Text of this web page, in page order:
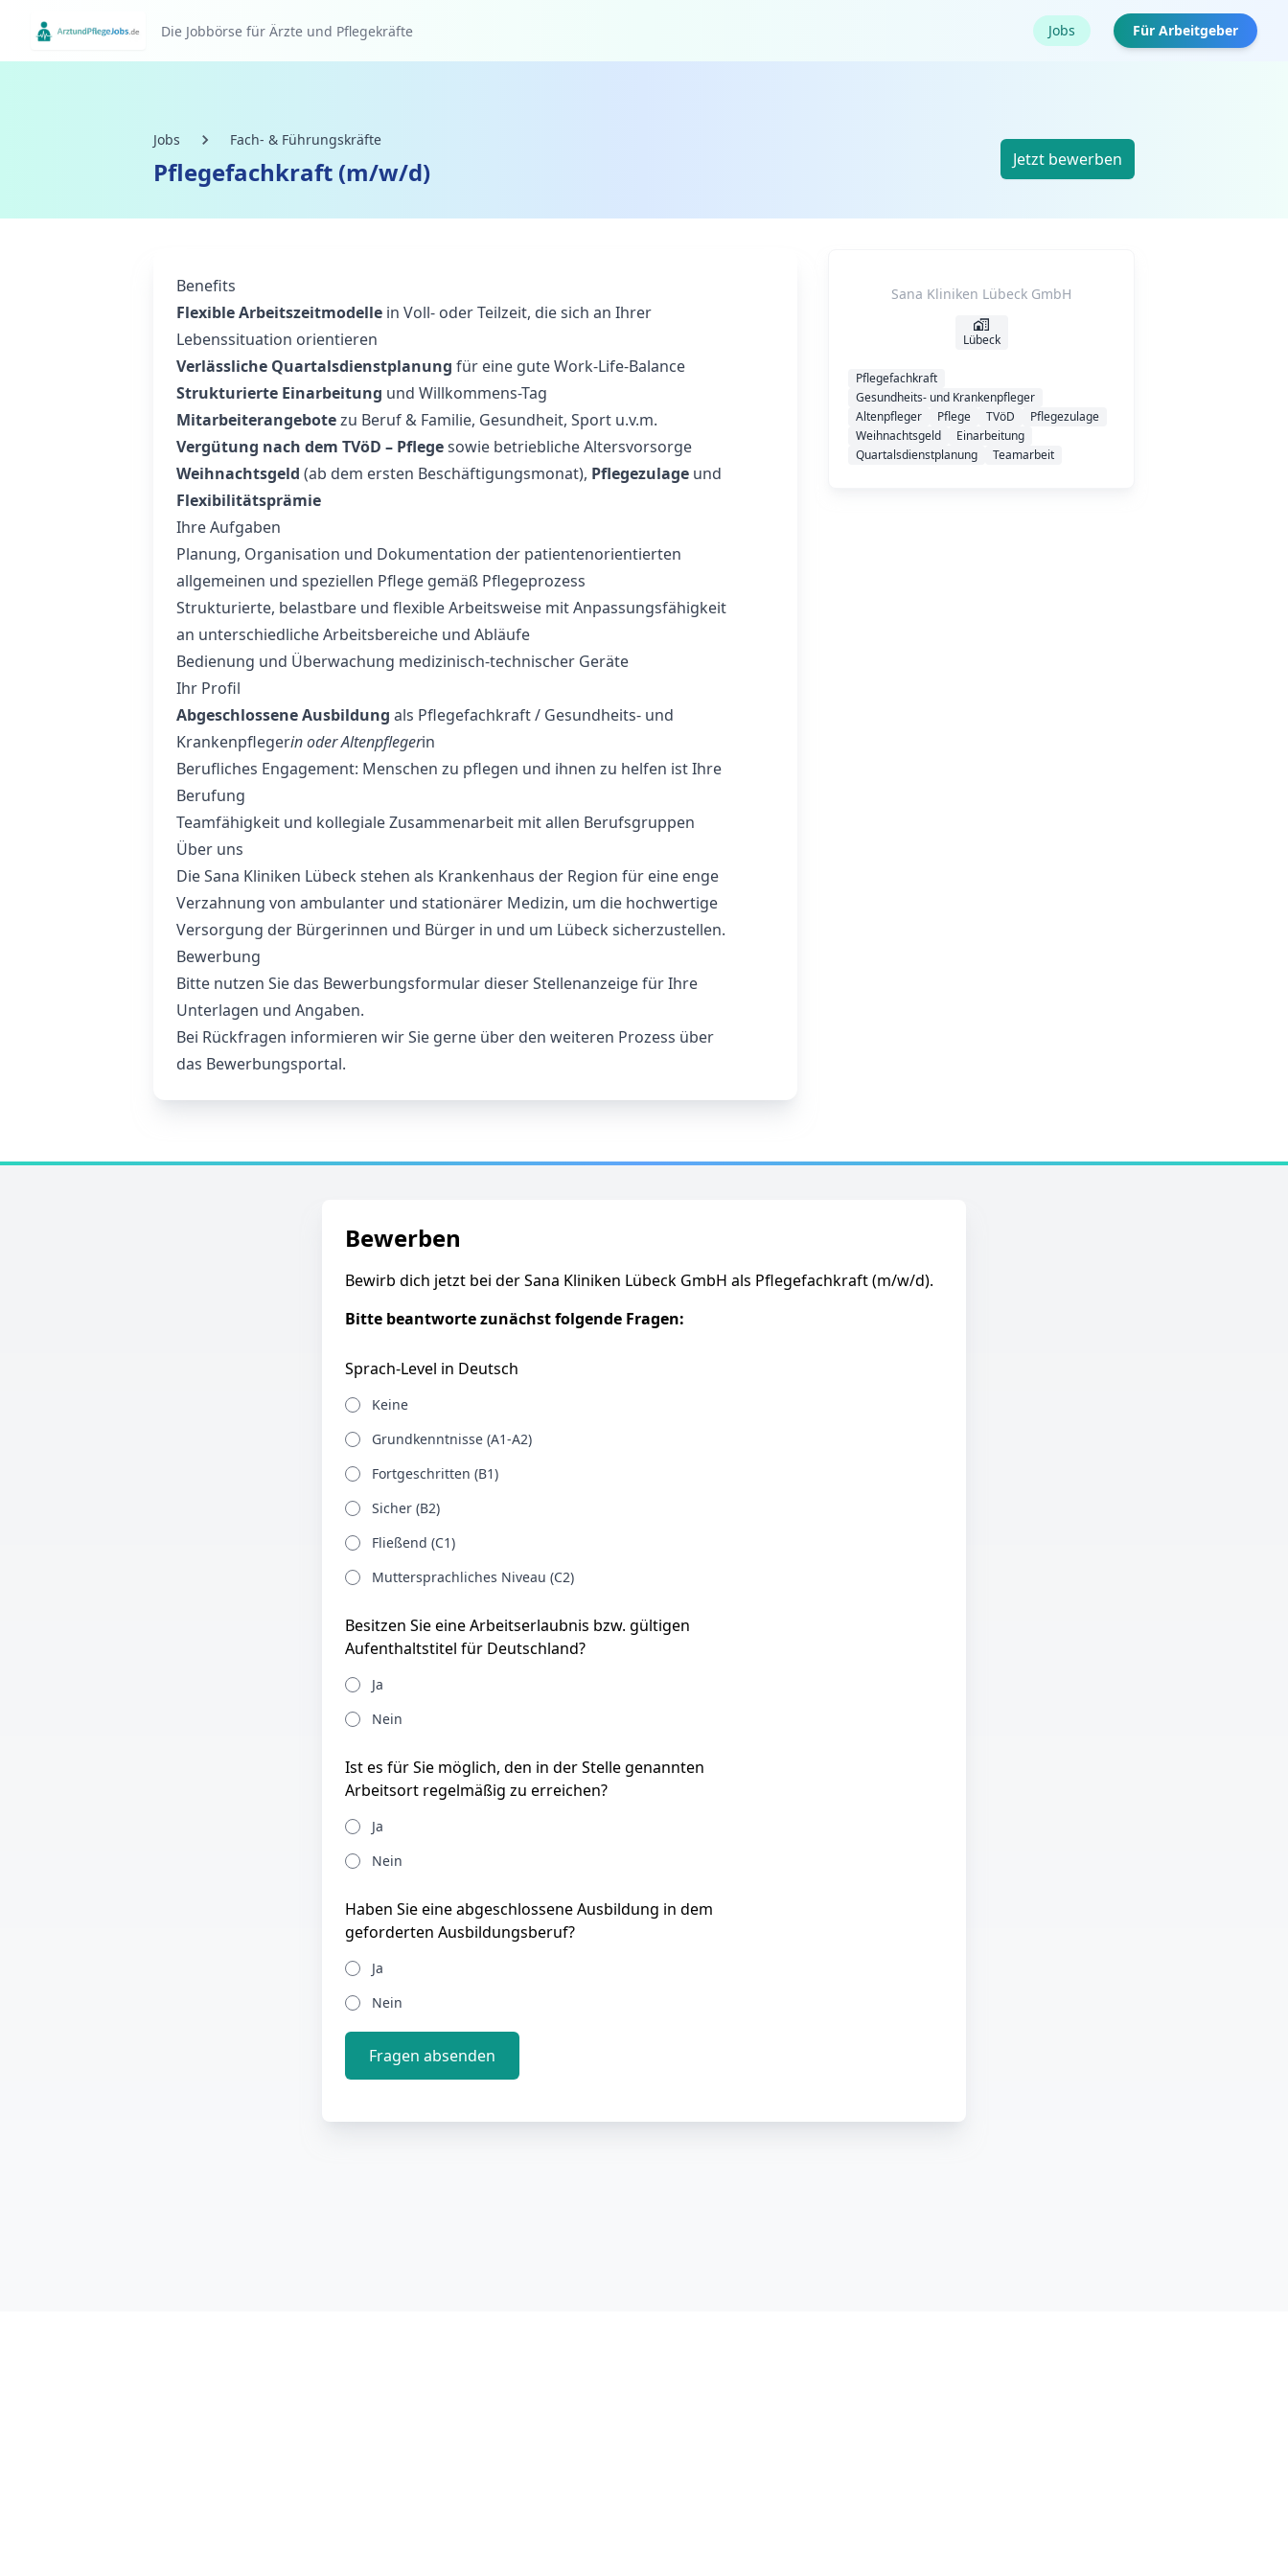
Die Jobbörse für Ärzte und Pflegekräfte Jobs Für Arbeitgeber
Jobs Fach- & Führungskräfte
Pflegefachkraft (m/w/d) Jetzt bewerben
Benefits
Flexible Arbeitszeitmodelle in Voll- oder Teilzeit, die sich an Ihrer
Lebenssituation orientieren
Verlässliche Quartalsdienstplanung für eine gute Work‑Life‑Balance
Strukturierte Einarbeitung und Willkommens-Tag
Mitarbeiterangebotezu Beruf & Familie, Gesundheit, Sport u.v.m.
Vergütung nach dem TVöD – Pflegesowie betriebliche Altersvorsorge
Weihnachtsgeld (ab dem ersten Beschäftigungsmonat), Pflegezulage und
Flexibilitätsprämie
Ihre Aufgaben
Planung, Organisation und Dokumentation der patientenorientierten
allgemeinen und speziellen Pflege gemäß Pflegeprozess
Strukturierte, belastbare und flexible Arbeitsweise mit Anpassungsfähigkeit
an unterschiedliche Arbeitsbereiche und Abläufe
Bedienung und Überwachung medizinisch-technischer Geräte
Ihr Profil
Abgeschlossene Ausbildung als Pflegefachkraft / Gesundheits- und
Krankenpflegerin oder Altenpflegerin
Berufliches Engagement: Menschen zu pflegen und ihnen zu helfen ist Ihre
Berufung
Teamfähigkeit und kollegiale Zusammenarbeit mit allen Berufsgruppen
Über uns
Die Sana Kliniken Lübeck stehen als Krankenhaus der Region für eine enge
Verzahnung von ambulanter und stationärer Medizin, um die hochwertige
Versorgung der Bürgerinnen und Bürger in und um Lübeck sicherzustellen.
Bewerbung
Bitte nutzen Sie das Bewerbungsformular dieser Stellenanzeige für Ihre
Unterlagen und Angaben.
Bei Rückfragen informieren wir Sie gerne über den weiteren Prozess über
das Bewerbungsportal.
Sana Kliniken Lübeck GmbH
Lübeck
Pflegefachkraft
Gesundheits- und Krankenpfleger
Altenpfleger
Pflege TVöD
Pflegezulage
Weihnachtsgeld
Einarbeitung
Quartalsdienstplanung
Teamarbeit
Bewerben
Bewirb dich jetzt bei der Sana Kliniken Lübeck GmbH als Pflegefachkraft (m/w/d).
Bitte beantworte zunächst folgende Fragen:
Sprach-Level in Deutsch
Keine
Grundkenntnisse (A1-A2)
Fortgeschritten (B1)
Sicher (B2)
Fließend (C1)
Muttersprachliches Niveau (C2)
Besitzen Sie eine Arbeitserlaubnis bzw. gültigen
Aufenthaltstitel für Deutschland?
Ja
Nein
Ist es für Sie möglich, den in der Stelle genannten
Arbeitsort regelmäßig zu erreichen?
Ja
Nein
Haben Sie eine abgeschlossene Ausbildung in dem
geforderten Ausbildungsberuf?
Ja
Nein
Fragen absenden